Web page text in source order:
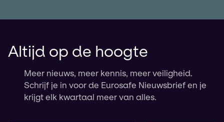
Altijd op de hoogte
Meer nieuws, meer kennis, meer veiligheid.
Schrijf je in voor de Eurosafe Nieuwsbrief en je
krijgt elk kwartaal meer van alles.